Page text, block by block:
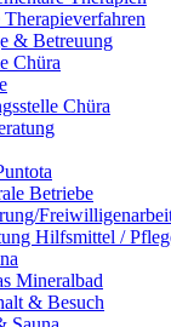
Therapieverfahren
& Betreuung
Chüra
Chüra
Betriebe
Hilfsmittel /
Mineralbad
& Besuch